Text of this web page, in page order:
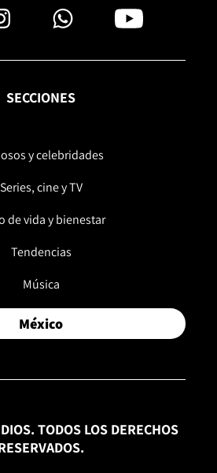
SECCIONES
y celebridades
Series, cine y TV
de vida y bienestar
Tendencias
Música
México
TODOS LOS DERECHOS